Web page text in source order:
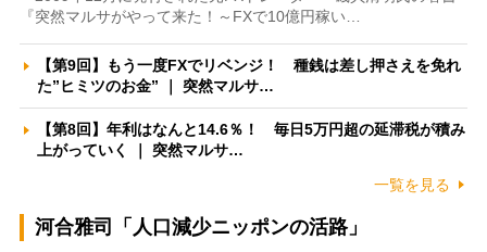
『突然マルサがやって来た！～FXで10億円稼い…
【第9回】もう一度FXでリベンジ！ 種銭は差し押さえを免れ
た”ヒミツのお金” ｜ 突然マルサ…
【第8回】年利はなんと14.6％！ 毎日5万円超の延滞税が積み
上がっていく ｜ 突然マルサ…
一覧を見る
河合雅司「人口減少ニッポンの活路」